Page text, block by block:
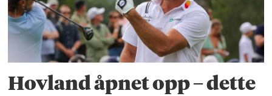
Hovland åpnet opp – dette